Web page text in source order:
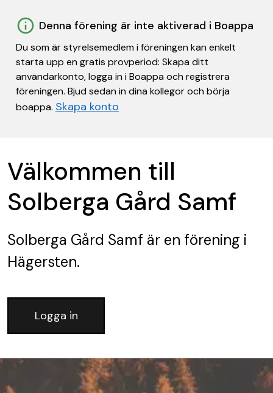
Denna förening är inte aktiverad i Boappa
Du som är styrelsemedlem i föreningen kan enkelt
starta upp en gratis provperiod: Skapa ditt
användarkonto, logga in i Boappa och registrera
föreningen. Bjud sedan in dina kollegor och börja
boappa. Skapa konto
Välkommen till
Solberga Gård Samf
Solberga Gård Samf är en förening i
Hägersten.
Logga in